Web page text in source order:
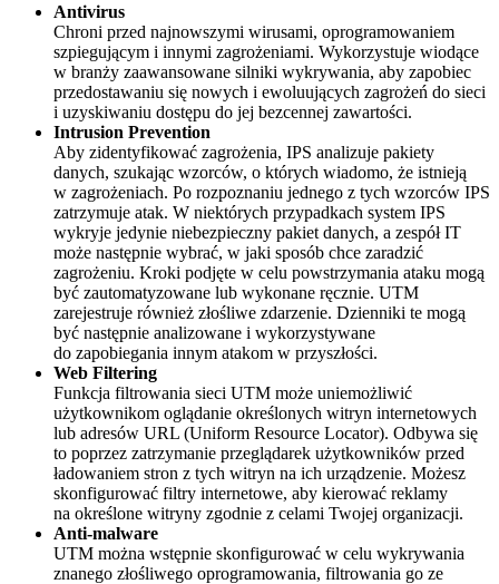
Antivirus
Chroni przed najnowszymi wirusami, oprogramowaniem
szpiegującym i innymi zagrożeniami. Wykorzystuje wiodące
w branży zaawansowane silniki wykrywania, aby zapobiec
przedostawaniu się nowych i ewoluujących zagrożeń do sieci
i uzyskiwaniu dostępu do jej bezcennej zawartości.
Intrusion Prevention
Aby zidentyfikować zagrożenia, IPS analizuje pakiety
danych, szukając wzorców, o których wiadomo, że istnieją
w zagrożeniach. Po rozpoznaniu jednego z tych wzorców IPS
zatrzymuje atak. W niektórych przypadkach system IPS
wykryje jedynie niebezpieczny pakiet danych, a zespół IT
może następnie wybrać, w jaki sposób chce zaradzić
zagrożeniu. Kroki podjęte w celu powstrzymania ataku mogą
być zautomatyzowane lub wykonane ręcznie. UTM
zarejestruje również złośliwe zdarzenie. Dzienniki te mogą
być następnie analizowane i wykorzystywane
do zapobiegania innym atakom w przyszłości.
Web Filtering
Funkcja filtrowania sieci UTM może uniemożliwić
użytkownikom oglądanie określonych witryn internetowych
lub adresów URL (Uniform Resource Locator). Odbywa się
to poprzez zatrzymanie przeglądarek użytkowników przed
ładowaniem stron z tych witryn na ich urządzenie. Możesz
skonfigurować filtry internetowe, aby kierować reklamy
na określone witryny zgodnie z celami Twojej organizacji.
Anti-malware
UTM można wstępnie skonfigurować w celu wykrywania
znanego złośliwego oprogramowania, filtrowania go ze